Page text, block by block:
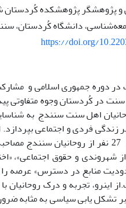
پژوهشگر پژوهشکده کُردستان
دانشگاه کُردستان،
https://doi.org/
در کُردستان وجوه متفاوتی
اهل ­سنت سنندج به
زندگی فردی و اجتماعی
انجام شده است و طی آن با 27 نفر از
و حقوق اجتماعی»،
منابع در دسترس» عرصه
تجربه و درک
تشکل ­یابی سیاسی به ­مثابه